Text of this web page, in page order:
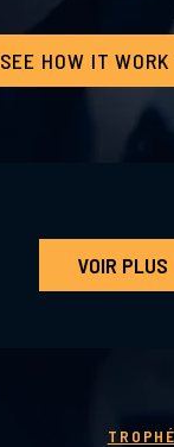
SEE HOW IT WORK
VOIR PLUS